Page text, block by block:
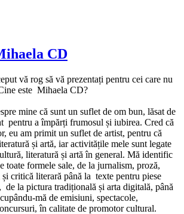
CD
vă rog să vă prezentați pentru cei care nu
este Mihaela CD?
mine că sunt un suflet de om bun, lăsat de
pentru a împărți frumosul și iubirea. Cred că
eu am primit un suflet de artist, pentru că
și artă, iar activitățile mele sunt legate
literatură și artă în general. Mă identific
toate formele sale, de la jurnalism, proză,
și critică literară până la texte pentru piese
la pictura tradițională și arta digitală, până
mă de emisiuni, spectacole,
în calitate de promotor cultural.